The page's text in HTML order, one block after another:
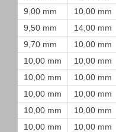
9,00 mm
10,00 mm
9,50 mm
14,00 mm
9,70 mm
10,00 mm
10,00 mm
10,00 mm
10,00 mm
10,00 mm
10,00 mm
10,00 mm
10,00 mm
10,00 mm
10,00 mm
10,00 mm